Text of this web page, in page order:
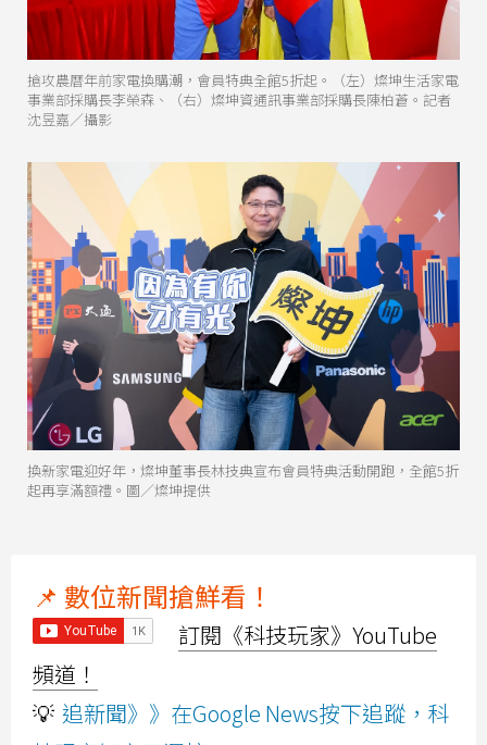
搶攻農曆年前家電換購潮，會員特典全館5折起。（左）燦坤生活家電
事業部採購長李榮森、（右）燦坤資通訊事業部採購長陳柏蒼。記者
沈昱嘉／攝影
換新家電迎好年，燦坤董事長林技典宣布會員特典活動開跑，全館5折
起再享滿額禮。圖／燦坤提供
📌 數位新聞搶鮮看！
訂閱《科技玩家》YouTube
頻道！
💡 追新聞》》在Google News按下追蹤，科